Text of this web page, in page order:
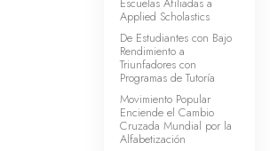
Applied Scholastics
De Estudiantes con Bajo
Rendimiento a
Triunfadores con
Programas de Tutoría
Movimiento Popular
Enciende el Cambio
Cruzada Mundial por la
Alfabetización